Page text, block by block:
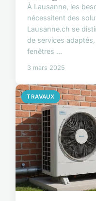
À Lausanne, les
nécessitent des
Lausanne.ch se
de services
fenêtres ...
3 mars 2025
TRAVAUX